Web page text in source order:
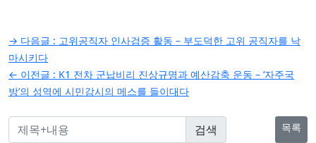
글
탐
색
→ 다음글 : 고위공직자 인사검증 활동 – 부도덕한 고위 공직자를 낙
마시키다
← 이전글 : K1 전차 군납비리 진상규명과 예산감축 운동 – ‘자주국
방’의 성역에 시민감시의 메스를 들이대다
목록